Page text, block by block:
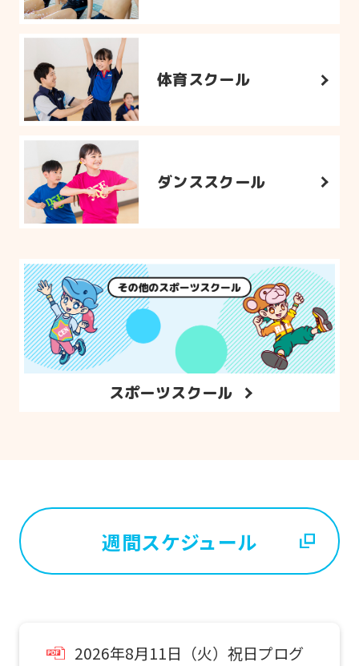
体育スクール
ダンススクール
スポーツスクール
週間スケジュール
2026年8月11日（火）祝日プログ